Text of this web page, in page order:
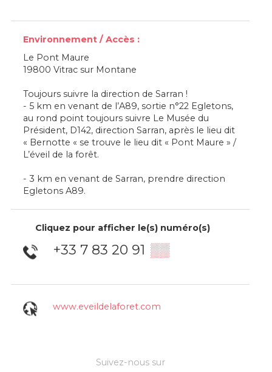
Environnement / Accès :
Le Pont Maure
19800 Vitrac sur Montane
Toujours suivre la direction de Sarran !
- 5 km en venant de l’A89, sortie n°22 Egletons,
au rond point toujours suivre Le Musée du
Président, D142, direction Sarran, après le lieu dit
« Bernotte « se trouve le lieu dit « Pont Maure » /
L’éveil de la forêt.
- 3 km en venant de Sarran, prendre direction
Egletons A89.
Cliquez pour afficher le(s) numéro(s)
+33 7 83 20 91 ▒▒
www.eveildelaforet.com
Suivez-nous sur